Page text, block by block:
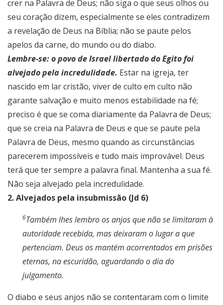
crer na Palavra de Deus; não siga o que seus olhos ou
seu coração dizem, especialmente se eles contradizem
a revelação de Deus na Bíblia; não se paute pelos
apelos da carne, do mundo ou do diabo.
Lembre-se: o povo de Israel libertado do Egito foi
alvejado pela incredulidade. Estar na igreja, ter
nascido em lar cristão, viver de culto em culto não
garante salvação e muito menos estabilidade na fé;
preciso é que se coma diariamente da Palavra de Deus;
que se creia na Palavra de Deus e que se paute pela
Palavra de Deus, mesmo quando as circunstâncias
parecerem impossíveis e tudo mais improvável. Deus
terá que ter sempre a palavra final. Mantenha a sua fé.
Não seja alvejado pela incredulidade.
2. Alvejados pela insubmissão (Jd 6)
6Também lhes lembro os anjos que não se limitaram à
autoridade recebida, mas deixaram o lugar a que
pertenciam. Deus os mantém acorrentados em prisões
eternas, na escuridão, aguardando o dia do
julgamento.
O diabo e seus anjos não se contentaram com o limite